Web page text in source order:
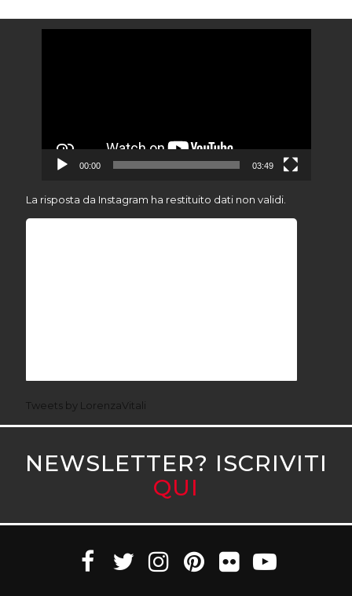
00:00 03:49
La risposta da Instagram ha restituito dati non validi.
Tweets by LorenzaVitali
NEWSLETTER? ISCRIVITI
QUI